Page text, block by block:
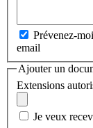
Prévenez-
email
Ajouter un
Extensions
Je veux